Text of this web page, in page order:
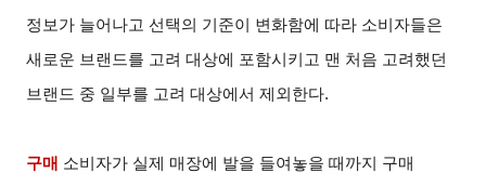
정보가 늘어나고 선택의 기준이 변화함에 따라 소비자들은
새로운 브랜드를 고려 대상에 포함시키고 맨 처음 고려했던
브랜드 중 일부를 고려 대상에서 제외한다.
구매 소비자가 실제 매장에 발을 들여놓을 때까지 구매